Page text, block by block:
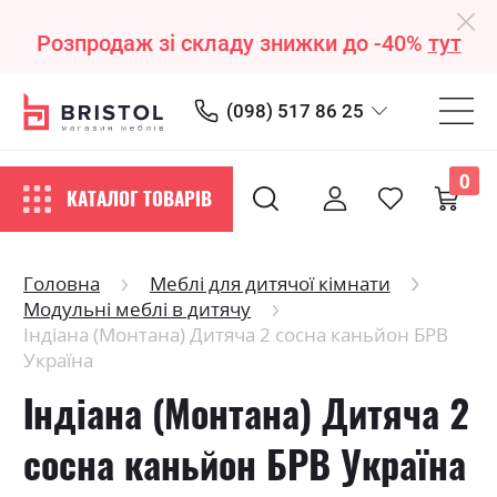
Розпродаж зі складу знижки до -40% тут
(098) 517 86 25
КАТАЛОГ ТОВАРІВ
0
Головна
Меблі для дитячої кімнати
Модульні меблі в дитячу
Індіана (Монтана) Дитяча 2 сосна каньйон БРВ
Україна
Індіана (Монтана) Дитяча 2
сосна каньйон БРВ Україна